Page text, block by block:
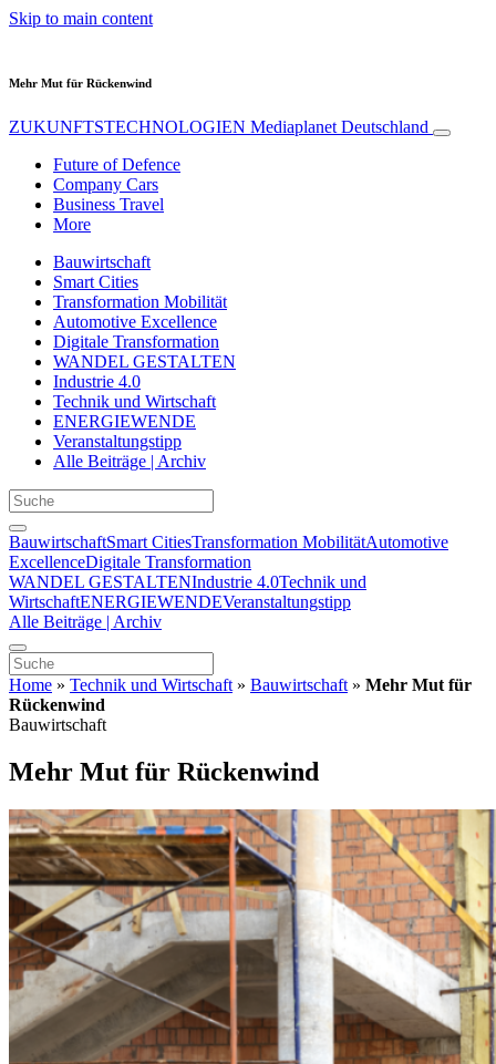
Skip to main content
Mehr Mut für Rückenwind
ZUKUNFTSTECHNOLOGIEN Mediaplanet Deutschland
Future of Defence
Company Cars
Business Travel
More
Bauwirtschaft
Smart Cities
Transformation Mobilität
Automotive Excellence
Digitale Transformation
WANDEL GESTALTEN
Industrie 4.0
Technik und Wirtschaft
ENERGIEWENDE
Veranstaltungstipp
Alle Beiträge | Archiv
BauwirtschaftSmart CitiesTransformation MobilitätAutomotive
ExcellenceDigitale Transformation
WANDEL GESTALTENIndustrie 4.0Technik und
WirtschaftENERGIEWENDEVeranstaltungstipp
Alle Beiträge | Archiv
Home » Technik und Wirtschaft » Bauwirtschaft » Mehr Mut für
Rückenwind
Bauwirtschaft
Mehr Mut für Rückenwind